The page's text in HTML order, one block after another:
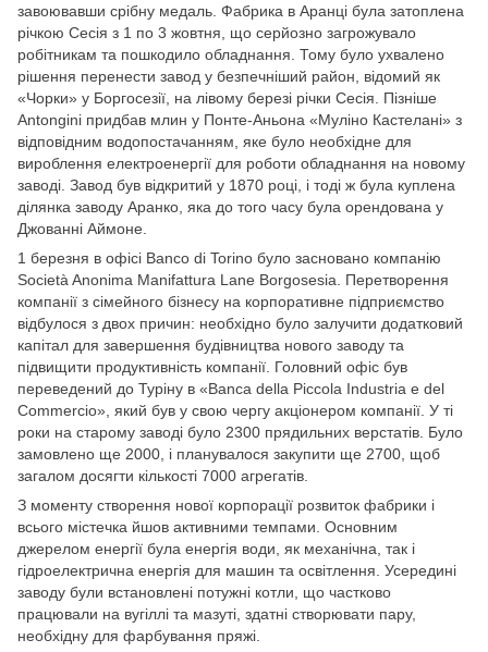
завоювавши срібну медаль. Фабрика в Аранці була затоплена
річкою Сесія з 1 по 3 жовтня, що серйозно загрожувало
робітникам та пошкодило обладнання. Тому було ухвалено
рішення перенести завод у безпечніший район, відомий як
«Чорки» у Боргосезії, на лівому березі річки Сесія. Пізніше
Antongini придбав млин у Понте-Аньона «Муліно Кастелані» з
відповідним водопостачанням, яке було необхідне для
вироблення електроенергії для роботи обладнання на новому
заводі. Завод був відкритий у 1870 році, і тоді ж була куплена
ділянка заводу Аранко, яка до того часу була орендована у
Джованні Аймоне.
1 березня в офісі Banco di Torino було засновано компанію
Società Anonima Manifattura Lane Borgosesia. Перетворення
компанії з сімейного бізнесу на корпоративне підприємство
відбулося з двох причин: необхідно було залучити додатковий
капітал для завершення будівництва нового заводу та
підвищити продуктивність компанії. Головний офіс був
переведений до Туріну в «Banca della Piccola Industria e del
Commercio», який був у свою чергу акціонером компанії. У ті
роки на старому заводі було 2300 прядильних верстатів. Було
замовлено ще 2000, і планувалося закупити ще 2700, щоб
загалом досягти кількості 7000 агрегатів.
З моменту створення нової корпорації розвиток фабрики і
всього містечка йшов активними темпами. Основним
джерелом енергії була енергія води, як механічна, так і
гідроелектрична енергія для машин та освітлення. Усередині
заводу були встановлені потужні котли, що частково
працювали на вугіллі та мазуті, здатні створювати пару,
необхідну для фарбування пряжі.